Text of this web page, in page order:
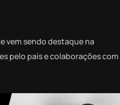
vem sendo destaque na
pelo país e colaborações com